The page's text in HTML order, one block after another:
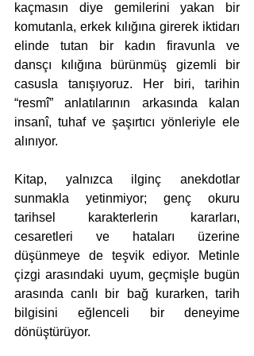
kaçmasın diye gemilerini yakan bir
komutanla, erkek kılığına girerek iktidarı
elinde tutan bir kadın firavunla ve
dansçı kılığına bürünmüş gizemli bir
casusla tanışıyoruz. Her biri, tarihin
“resmî” anlatılarının arkasında kalan
insanî, tuhaf ve şaşırtıcı yönleriyle ele
alınıyor.
Kitap, yalnızca ilginç anekdotlar
sunmakla yetinmiyor; genç okuru
tarihsel karakterlerin kararları,
cesaretleri ve hataları üzerine
düşünmeye de teşvik ediyor. Metinle
çizgi arasındaki uyum, geçmişle bugün
arasında canlı bir bağ kurarken, tarih
bilgisini eğlenceli bir deneyime
dönüştürüyor.